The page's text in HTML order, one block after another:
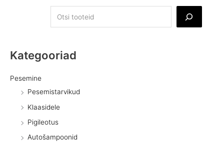
Kategooriad
Pesemine
Pesemistarvikud
Klaasidele
Pigileotus
Autošampoonid